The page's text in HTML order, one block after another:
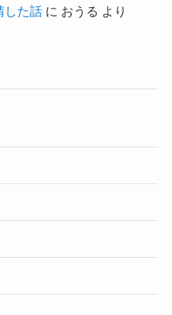
した話に おうる より